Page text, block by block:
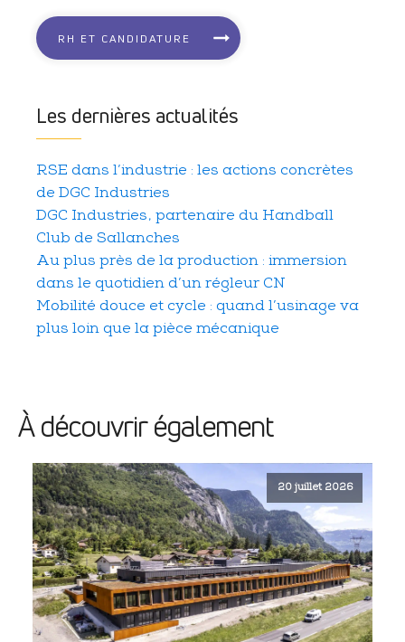
RH ET CANDIDATURE
Les dernières actualités
RSE dans l’industrie : les actions concrètes
de DGC Industries
DGC Industries, partenaire du Handball
Club de Sallanches
Au plus près de la production : immersion
dans le quotidien d’un régleur CN
Mobilité douce et cycle : quand l’usinage va
plus loin que la pièce mécanique
À découvrir également
20 juillet 2026